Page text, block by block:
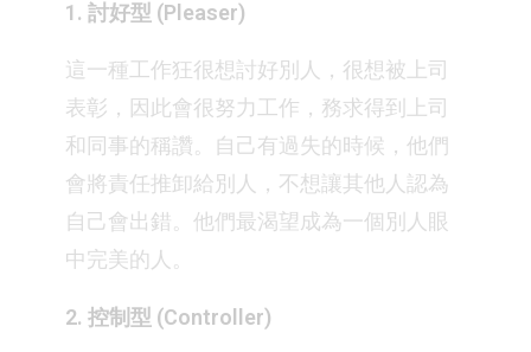
1. 討好型 (Pleaser)
這一種工作狂很想討好別人，很想被上司
表彰，因此會很努力工作，務求得到上司
和同事的稱讚。自己有過失的時候，他們
會將責任推卸給別人，不想讓其他人認為
自己會出錯。他們最渴望成為一個別人眼
中完美的人。
2. 控制型 (Controller)